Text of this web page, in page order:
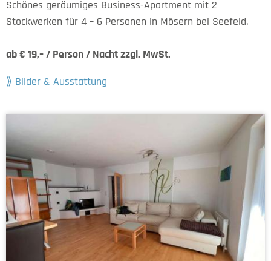
Schönes geräumiges Business-Apartment mit 2
Stockwerken für 4 – 6 Personen in Mösern bei Seefeld.
ab € 19,– / Person / Nacht zzgl. MwSt.
Bilder & Ausstattung